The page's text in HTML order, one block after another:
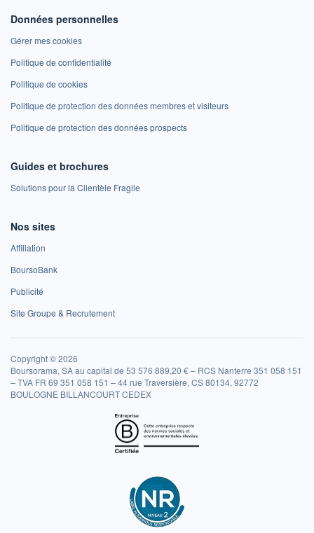
Données personnelles
Gérer mes cookies
Politique de confidentialité
Politique de cookies
Politique de protection des données membres et visiteurs
Politique de protection des données prospects
Guides et brochures
Solutions pour la Clientèle Fragile
Nos sites
Affiliation
BoursoBank
Publicité
Site Groupe & Recrutement
Copyright © 2026
Boursorama, SA au capital de 53 576 889,20 € – RCS Nanterre 351 058 151
– TVA FR 69 351 058 151 – 44 rue Traversière, CS 80134, 92772
BOULOGNE BILLANCOURT CEDEX